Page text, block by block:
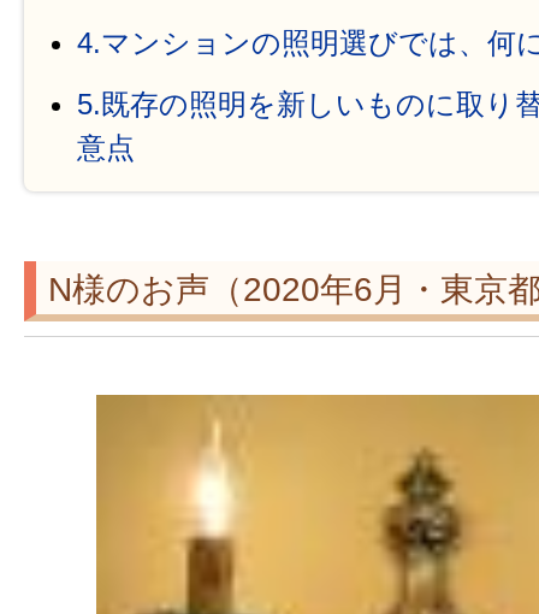
4.マンションの照明選びでは、何
5.既存の照明を新しいものに取り
意点
N様のお声（2020年6月・東京